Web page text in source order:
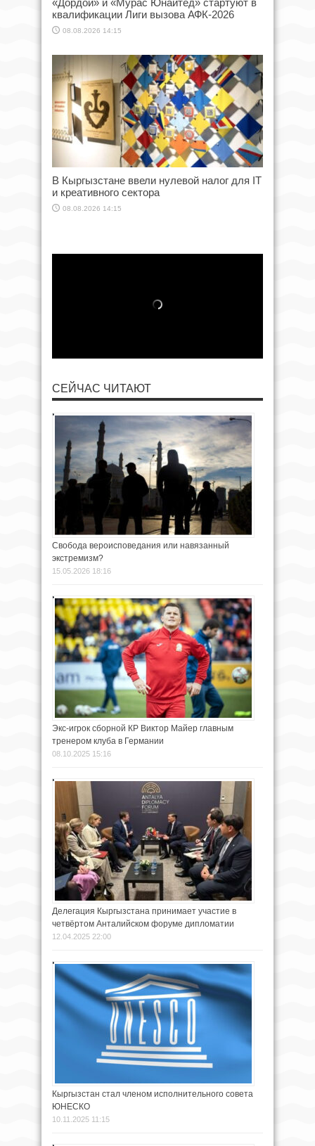
квалификации Лиги вызова АФК-2026
08.08.2026 14:15
В Кыргызстане ввели нулевой налог для IT
и креативного сектора
08.08.2026 14:15
СЕЙЧАС ЧИТАЮТ
Свобода вероисповедания или навязанный
экстремизм?
15.05.2026 18:16
Экс-игрок сборной КР Виктор Майер главным
тренером клуба в Германии
08.10.2025 15:16
Делегация Кыргызстана принимает участие в
четвёртом Анталийском форуме дипломатии
12.04.2025 22:00
Кыргызстан стал членом исполнительного совета
ЮНЕСКО
10.11.2025 11:15